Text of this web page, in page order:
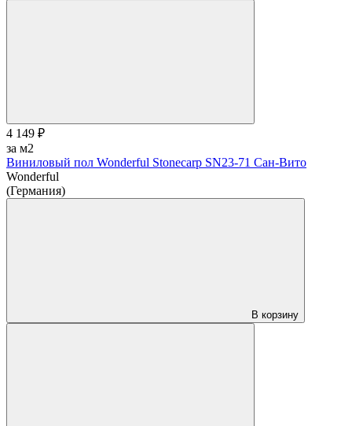
4 149 ₽
за м2
Виниловый пол Wonderful Stonecarp SN23-71 Сан-Вито
Wonderful
(Германия)
В корзину